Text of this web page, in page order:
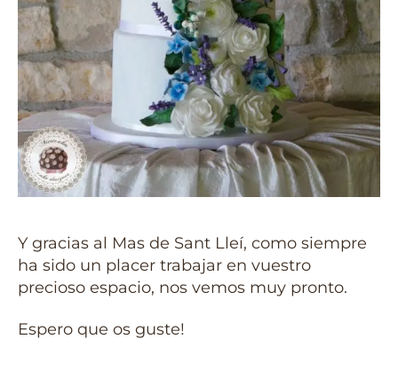
Y gracias al Mas de Sant Lleí, como siempre
ha sido un placer trabajar en vuestro
precioso espacio, nos vemos muy pronto.
Espero que os guste!